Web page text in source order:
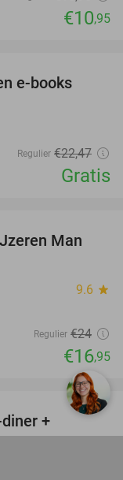
€10,95
e-books
Regulier €22,47
Gratis
29%
Man
9.6 star
Regulier €24
€16,95
favorite_border
+